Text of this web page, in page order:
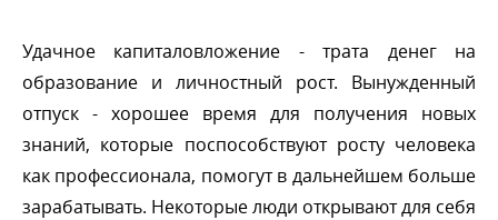
Удачное капиталовложение - трата денег на
образование и личностный рост. Вынужденный
отпуск - хорошее время для получения новых
знаний, которые поспособствуют росту человека
как профессионала, помогут в дальнейшем больше
зарабатывать. Некоторые люди открывают для себя